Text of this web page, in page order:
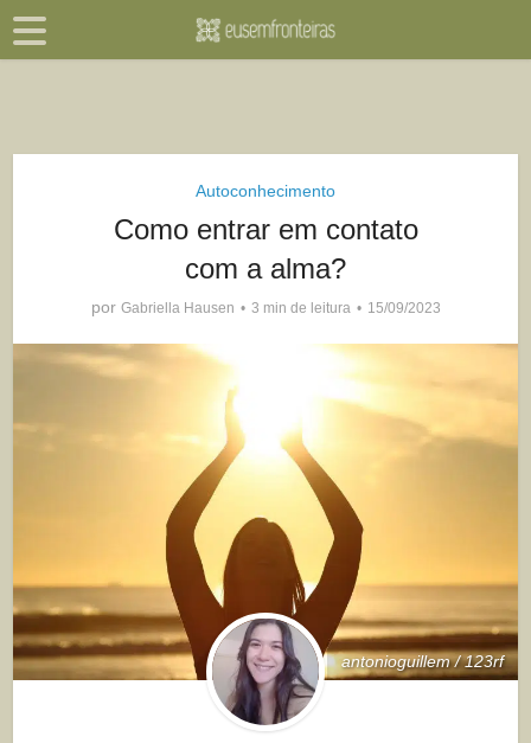
Autoconhecimento
Como entrar em contato
com a alma?
por Gabriella Hausen 3 min de leitura 15/09/2023
antonioguillem / 123rf